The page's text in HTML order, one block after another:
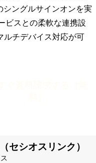
ングルサインオンを実
ビスとの柔軟な連携設
ルチデバイス対応が可
セシオスリンク）